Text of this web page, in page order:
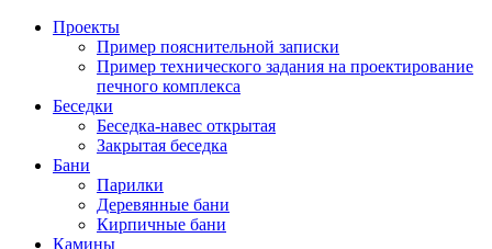
Проекты
Пример пояснительной записки
Пример технического задания на проектирование
печного комплекса
Беседки
Беседка-навес открытая
Закрытая беседка
Бани
Парилки
Деревянные бани
Кирпичные бани
Камины